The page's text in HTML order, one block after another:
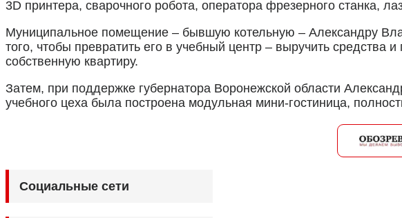
3D принтера, сварочного робота, оператора фрезерного станка,
Муниципальное помещение – бывшую котельную – Александру
того, чтобы превратить его в учебный центр – выручить
собственную квартиру.
Затем, при поддержке губернатора Воронежской области
учебного цеха была построена модульная мини-гостиница,
Социальные сети